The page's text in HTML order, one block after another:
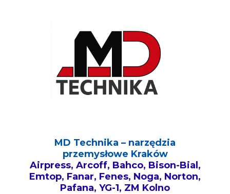
MD Technika – narzędzia
przemysłowe Kraków
Airpress, Arcoff, Bahco, Bison-Bial,
Emtop, Fanar, Fenes, Noga, Norton,
Pafana, YG-1, ZM Kolno